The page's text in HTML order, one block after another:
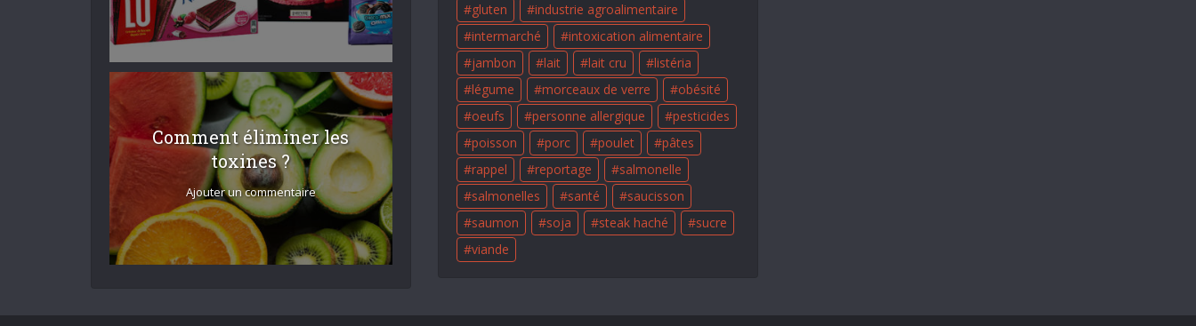
Comment éliminer les
toxines ?
Ajouter un commentaire
gluten
industrie agroalimentaire
intermarché
intoxication alimentaire
jambon
lait lait cru
listéria
légume
morceaux de verre
obésité
oeufs
personne allergique
pesticides
poisson
porc poulet
pâtes
rappel
reportage
salmonelle
salmonelles
santé
saucisson
saumon
soja steak haché
sucre
viande